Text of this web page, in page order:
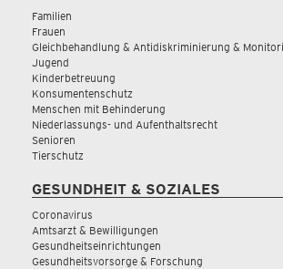
Familien
Frauen
Gleichbehandlung & Antidiskriminierung &
Jugend
Kinderbetreuung
Konsumentenschutz
Menschen mit Behinderung
Niederlassungs- und Aufenthaltsrecht
Senioren
Tierschutz
GESUNDHEIT & SOZIALES
Coronavirus
Amtsarzt & Bewilligungen
Gesundheitseinrichtungen
Gesundheitsvorsorge & Forschung